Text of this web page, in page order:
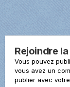
Rejoindre
Vous pouvez
vous avez un
publier avec